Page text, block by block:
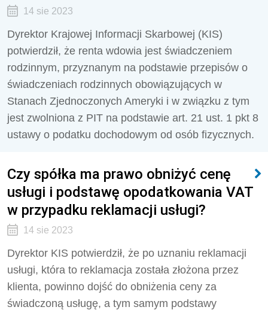
14 sie 2023
Dyrektor Krajowej Informacji Skarbowej (KIS)
potwierdził, że renta wdowia jest świadczeniem
rodzinnym, przyznanym na podstawie przepisów o
świadczeniach rodzinnych obowiązujących w
Stanach Zjednoczonych Ameryki i w związku z tym
jest zwolniona z PIT na podstawie art. 21 ust. 1 pkt 8
ustawy o podatku dochodowym od osób fizycznych.
Czy spółka ma prawo obniżyć cenę
usługi i podstawę opodatkowania VAT
w przypadku reklamacji usługi?
14 sie 2023
Dyrektor KIS potwierdził, że po uznaniu reklamacji
usługi, która to reklamacja została złożona przez
klienta, powinno dojść do obniżenia ceny za
świadczoną usługę, a tym samym podstawy